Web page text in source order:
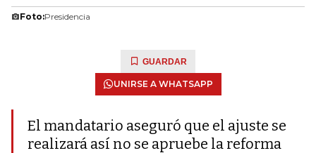
Foto:Presidencia
GUARDAR
UNIRSE A WHATSAPP
El mandatario aseguró que el ajuste se
realizará así no se apruebe la reforma